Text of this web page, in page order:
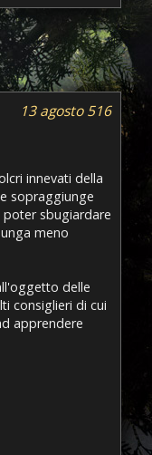
13 agosto 516
innevati della
sopraggiunge
sbugiardare
meno
delle
consiglieri di cui
apprendere